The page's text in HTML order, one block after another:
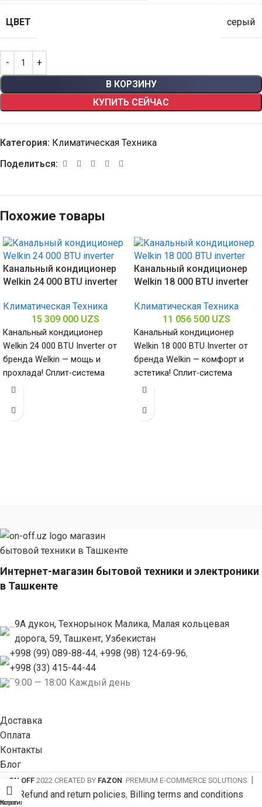
ЦВЕТ серый
В КОРЗИНУ
КУПИТЬ СЕЙЧАС
Категория: Климатическая Техника
Поделиться:
Похожие товары
Канальный кондиционер
Welkin 24 000 BTU inverter
Климатическая Техника
15 309 000 UZS
Канальный кондиционер
Welkin 24 000 BTU Inverter от
бренда Welkin — мощь и
прохлада! Сплит-система
мощностью 24000 БТЕ для
Канальный кондиционер
Welkin 18 000 BTU inverter
Климатическая Техника
11 056 500 UZS
Канальный кондиционер
Welkin 18 000 BTU Inverter от
бренда Welkin — комфорт и
эстетика! Сплит-система
мощностью 18000 БТЕ для
Интернет-магазин бытовой техники и электроники
в Ташкенте
9А дукон, Технорынок Малика, Малая кольцевая
дорога, 59, Ташкент, Узбекистан
+998 (99) 089-88-44, +998 (98) 124-69-96,
+998 (33) 415-44-44
9:00 — 18:00 Каждый день
Доставка
Оплата
Контакты
Блог
ON OFF 2022 CREATED BY FAZON. PREMIUM E-COMMERCE SOLUTIONS.|
Refund and return policies, Billing terms and conditions
Корзина